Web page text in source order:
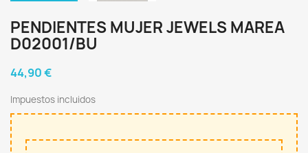
PENDIENTES MUJER JEWELS MAREA
D02001/BU
44,90 €
Impuestos incluidos